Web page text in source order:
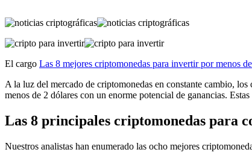
El cargo Las 8 mejores criptomonedas para invertir por menos
A la luz del mercado de criptomonedas en constante cambio,
menos de 2 dólares con un enorme potencial de ganancias.
Las 8 principales criptomonedas para
Nuestros analistas han enumerado las ocho mejores